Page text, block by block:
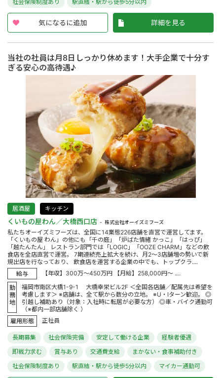
社会保険制度あり 駅直結・駅から徒歩5分以内
気になるに追加 詳細を見る
当社の社員は月8日しっかり休めます！大手企業で十分す
ぎる安心の高待遇♪
居酒屋 キッチン
くいもの屋わん／大橋西口店 株式会社オーイズミフーズ
私たちオーイズミフーズは、全国に14業態226店舗を直営で運営してます。
「くいもの屋 わん」の他にも「千の庭」「炉ばた情緒 かっこ」「はっぴ」
「越たんたん」 レストラン部門では「LOGIC」「OOZE CHARM」などの飲
食店を全店直営で運営。 7期連続売上拡大を続け、月2～3店舗増の勢いで新
規出店を行なっており、 飲食店を運営する企業の中でも、トップクラ....
給与
【年収】300万～450万円 【月給】258,000円～ ....
勤
務
地
福岡市南区大橋1-9-1 大橋幸栄ビル2F ＜全国各店舗／配属先は希望を
考慮します＞ ※店舗は、全て駅から数分の立地。 ※U・Iターン歓迎。 ◎
引越し補助あり（対象：入社時に転居が必要な方） ◎車・バイク通勤可
（※都内一部店舗除く ）
雇用形態
正社員
長期募集 社会保険完備 安定して働ける企業
経験者優遇
即戦力求む
賞与あり 交通費支給
まかない・食事補助付き
社会保険制度あり
駅直結・駅から徒歩5分以内 マイカー通勤可